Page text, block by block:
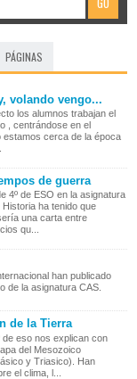
PÁGINAS
volando vengo...
los alumnos trabajan el
, centrándose en el
estamos cerca de la época
de guerra
4º de ESO en la asignatura
ha tenido que
una carta entre
qu...
han publicado
de la asignatura CAS.
de la Tierra
de eso nos explican con
del Mesozoico
y Triasico). Han
el clima, l...